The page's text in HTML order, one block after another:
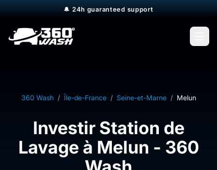
🔔 24h guaranteed support
360 Wash / Île-de-France / Seine-et-Marne / Melun
Investir Station de
Lavage à Melun - 360